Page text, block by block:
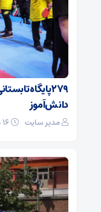
دانش‌آموز
مدیر سایت